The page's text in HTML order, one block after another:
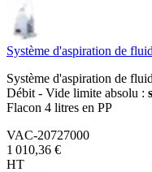
Système d'aspiration de
Système d'aspiration de
Débit - Vide limite absolu :
Flacon 4 litres en PP
VAC-20727000
1 010,36 €
HT